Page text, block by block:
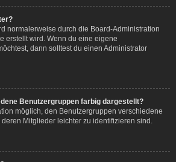
normalerweise durch die Board-Administration
erstellt wird. Wenn du eine eigene
dann solltest du einen Administrator
Benutzergruppen farbig dargestellt?
möglich, den Benutzergruppen verschiedene
Mitglieder leichter zu identifizieren sind.